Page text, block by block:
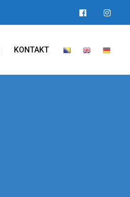
KONTAKT